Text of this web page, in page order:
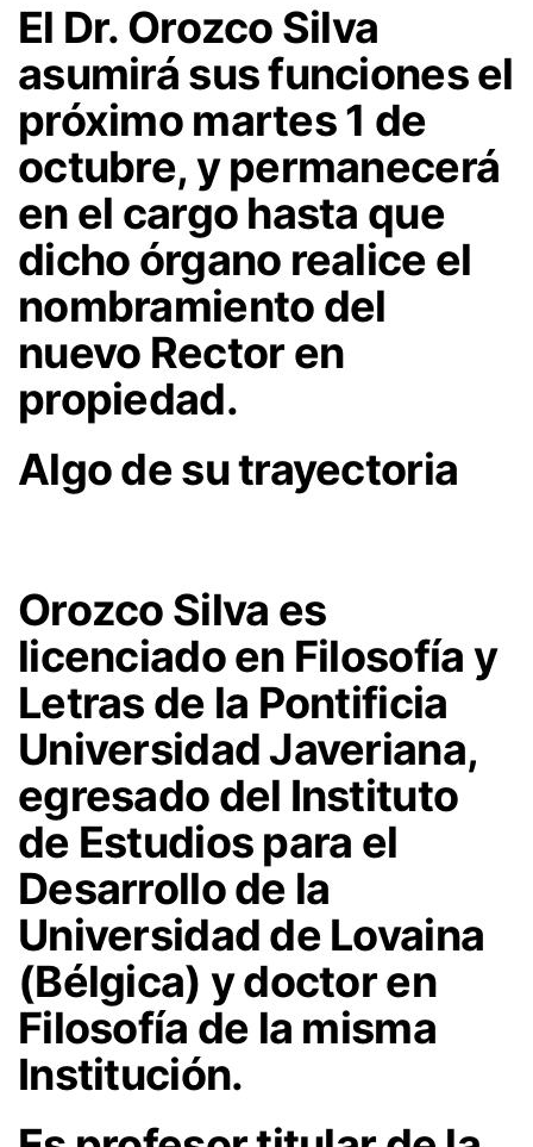
El Dr. Orozco Silva
asumirá sus funciones el
próximo martes 1 de
octubre, y permanecerá
en el cargo hasta que
dicho órgano realice el
nombramiento del
nuevo Rector en
propiedad.
Algo de su trayectoria
Orozco Silva es
licenciado en Filosofía y
Letras de la Pontificia
Universidad Javeriana,
egresado del Instituto
de Estudios para el
Desarrollo de la
Universidad de Lovaina
(Bélgica) ydoctor en
Filosofía de la misma
Institución.